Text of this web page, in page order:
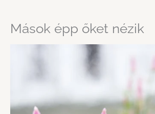
Mások épp őket nézik